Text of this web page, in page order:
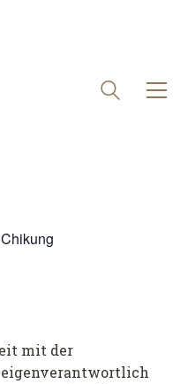
mit der